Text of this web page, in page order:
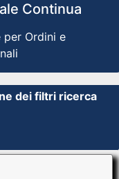
Continua
Ordini e
dei filtri ricerca